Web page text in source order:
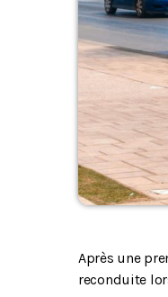
Après une
reconduite